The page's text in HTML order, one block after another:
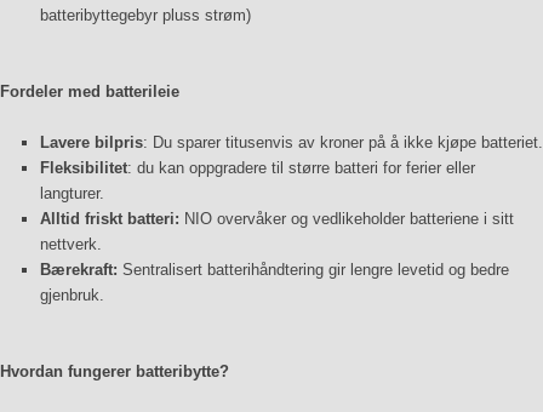
batteribyttegebyr pluss strøm)
Fordeler med batterileie
Lavere bilpris: Du sparer titusenvis av kroner på å ikke kjøpe batteriet.
Fleksibilitet: du kan oppgradere til større batteri for ferier eller
langturer.
Alltid friskt batteri: NIO overvåker og vedlikeholder batteriene i sitt
nettverk.
Bærekraft: Sentralisert batterihåndtering gir lengre levetid og bedre
gjenbruk.
Hvordan fungerer batteribytte?